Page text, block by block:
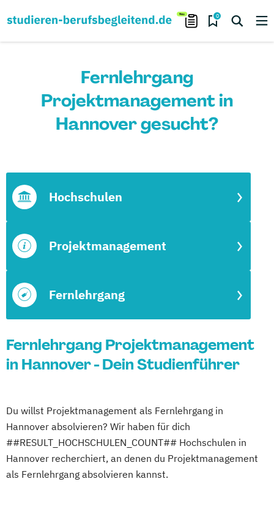
0
Fernlehrgang
Projektmanagement in
Hannover gesucht?
Fernlehrgang
Projektmanagement
Hochschulen
Fernlehrgang Projektmanagement
in Hannover - Dein Studienführer
Du willst Projektmanagement als Fernlehrgang in
Hannover absolvieren? Wir haben für dich
##RESULT_HOCHSCHULEN_COUNT## Hochschulen in
Hannover recherchiert, an denen du Projektmanagement
als Fernlehrgang absolvieren kannst.